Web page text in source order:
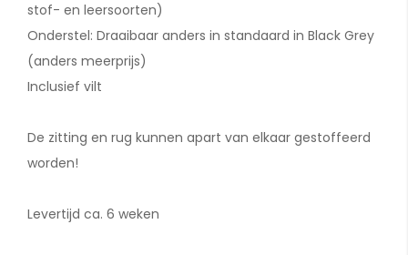
stof- en leersoorten)
Onderstel: Draaibaar anders in standaard in Black Grey
(anders meerprijs)
Inclusief vilt
De zitting en rug kunnen apart van elkaar gestoffeerd
worden!
Levertijd ca. 6 weken